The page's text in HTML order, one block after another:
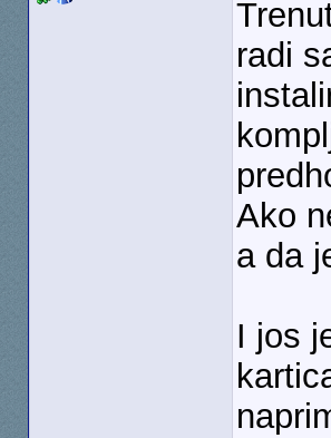
radi
Ako
a da
I jos